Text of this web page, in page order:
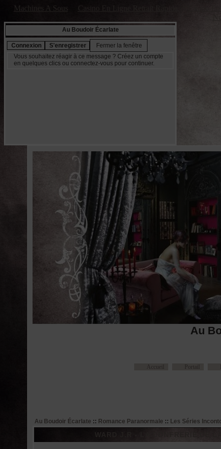
Machines A Sous
Au Boudoir Écarlate
Vous souhaitez réagir à ce message ? Créez un compte
en quelques clics ou connectez-vous pour continuer.
Au
Accueil Portail
Au Boudoir Écarlate :: Romance Paranormale :: Les Séries